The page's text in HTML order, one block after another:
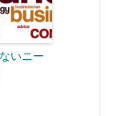
いニー